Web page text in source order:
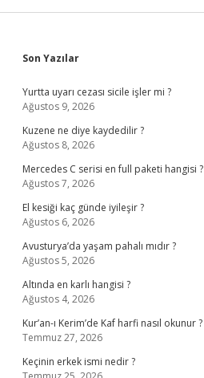
Sidebar
Son Yazılar
Yurtta uyarı cezası sicile işler mi ?
Ağustos 9, 2026
Kuzene ne diye kaydedilir ?
Ağustos 8, 2026
Mercedes C serisi en full paketi hangisi ?
Ağustos 7, 2026
El kesiği kaç günde iyileşir ?
Ağustos 6, 2026
Avusturya’da yaşam pahalı mıdır ?
Ağustos 5, 2026
Altında en karlı hangisi ?
Ağustos 4, 2026
Kur’an-ı Kerim’de Kaf harfi nasıl okunur ?
Temmuz 27, 2026
Keçinin erkek ismi nedir ?